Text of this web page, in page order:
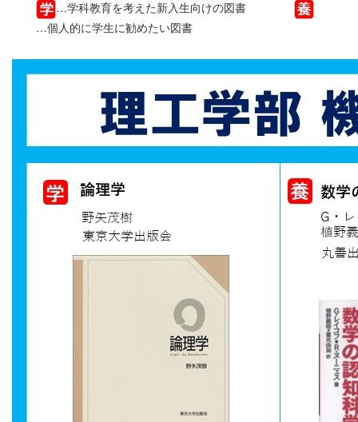
…学科教育を考えた新入生向けの図書
…個人的に学生に勧めたい図書